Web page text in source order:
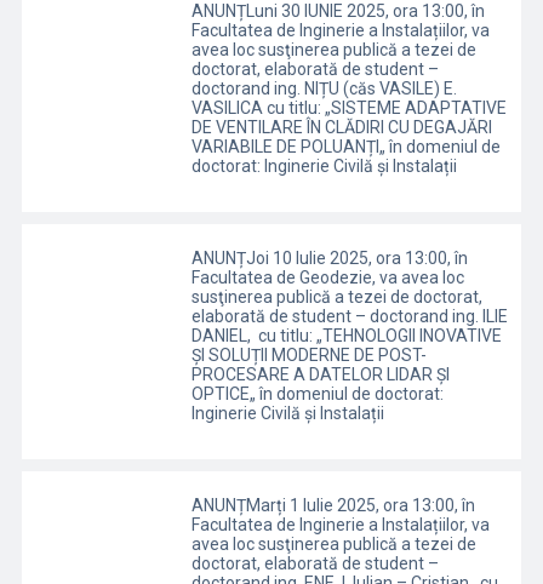
ANUNȚLuni 30 IUNIE 2025, ora 13:00, în
Facultatea de Inginerie a Instalațiilor, va
avea loc susţinerea publică a tezei de
doctorat, elaborată de student –
doctorand ing. NIȚU (căs VASILE) E.
VASILICA cu titlu: „SISTEME ADAPTATIVE
DE VENTILARE ÎN CLĂDIRI CU DEGAJĂRI
VARIABILE DE POLUANȚI„ în domeniul de
doctorat: Inginerie Civilă și Instalații
ANUNȚJoi 10 Iulie 2025, ora 13:00, în
Facultatea de Geodezie, va avea loc
susţinerea publică a tezei de doctorat,
elaborată de student – doctorand ing. ILIE
DANIEL, cu titlu: „TEHNOLOGII INOVATIVE
ȘI SOLUȚII MODERNE DE POST-
PROCESARE A DATELOR LIDAR ȘI
OPTICE„ în domeniul de doctorat:
Inginerie Civilă și Instalații
ANUNȚMarți 1 Iulie 2025, ora 13:00, în
Facultatea de Inginerie a Instalațiilor, va
avea loc susţinerea publică a tezei de
doctorat, elaborată de student –